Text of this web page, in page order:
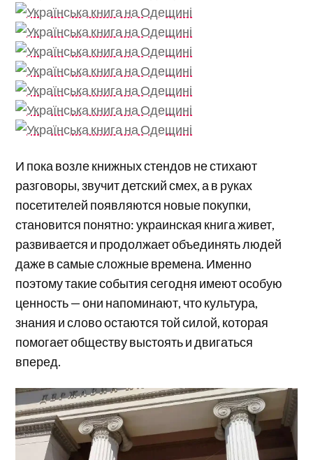
И пока возле книжных стендов не стихают
разговоры, звучит детский смех, а в руках
посетителей появляются новые покупки,
становится понятно: украинская книга живет,
развивается и продолжает объединять людей
даже в самые сложные времена. Именно
поэтому такие события сегодня имеют особую
ценность — они напоминают, что культура,
знания и слово остаются той силой, которая
помогает обществу выстоять и двигаться
вперед.